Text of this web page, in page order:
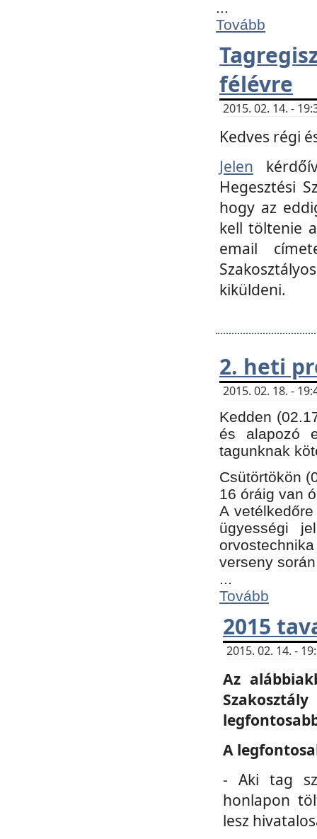
...
Tovább
félévre
2015. 02. 14. -
Kedves régi
Jelen
Hegesztési
hogy az
kell töltenie
email
kiküldeni.
2. heti
2015. 02. 18. -
Kedden
és alapozó
tagunknak
Csütörtökön
16 óráig van
A
ügyességi
verseny
...
Tovább
2015
2015. 02. 14. -
Az
A
- Aki tag
honlapon
lesz